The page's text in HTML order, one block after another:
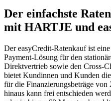
Der einfachste
mit HARTJE und
Der easyCredit-Ratenkauf ist
Payment-Lösung für den
Direktvertrieb sowie den Cross-
bietet Kundinnen und Kunden
für die Finanzierungsbeträge
hinaus kann frei entschieden